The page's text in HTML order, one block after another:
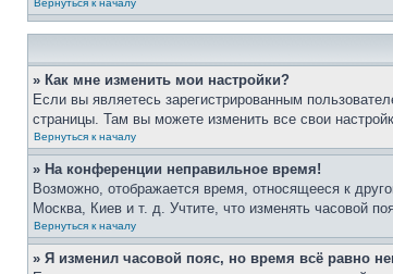
Вернуться к началу
» Как мне изменить мои настройки?
Если вы являетесь зарегистрированным
страницы. Там вы можете изменить все свои
Вернуться к началу
» На конференции неправильное время!
Возможно, отображается время, относящееся к
Москва, Киев и т. д. Учтите, что изменять часовой
Вернуться к началу
» Я изменил часовой пояс, но время всё равно